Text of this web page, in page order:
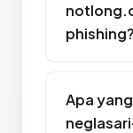
phishing?
Apa